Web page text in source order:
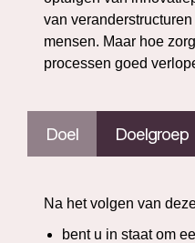
van
mensen. Maar hoe
processen goed
Doel Doelgroep
Na het volgen van
bent u in staat om